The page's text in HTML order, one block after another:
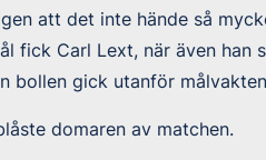
att det inte hände så
fick Carl Lext, när även han
bollen gick utanför
domaren av matchen.